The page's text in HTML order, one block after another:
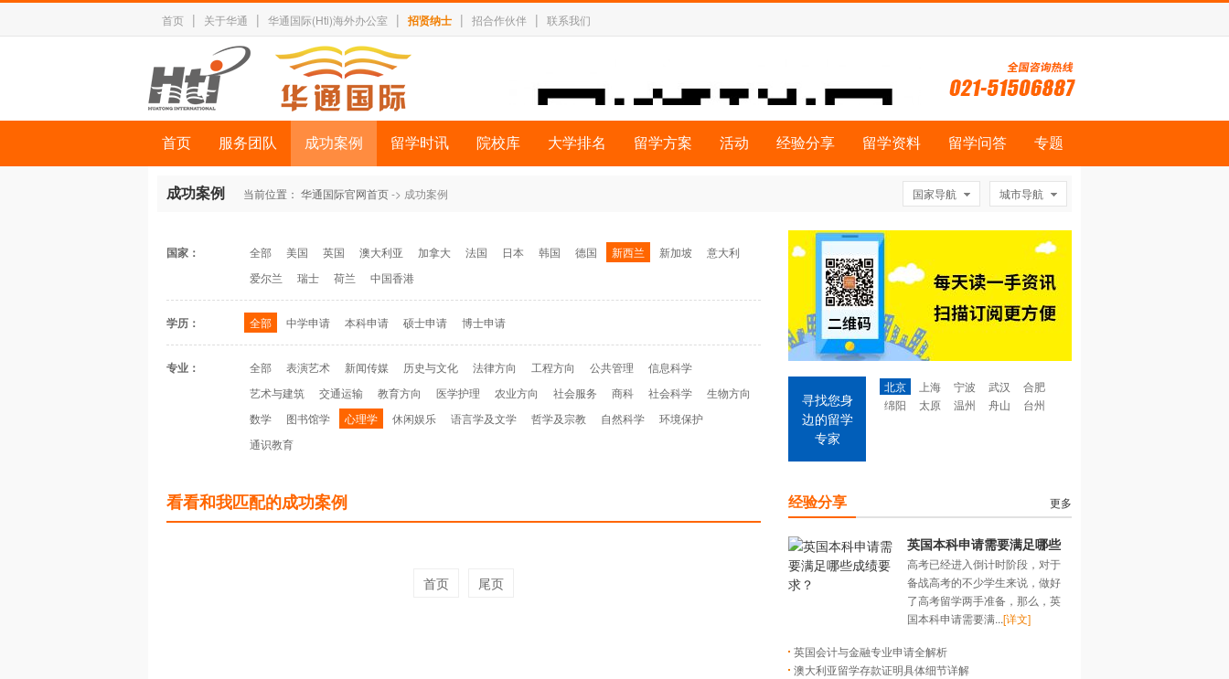
首页 | 关于华通 | 华通国际(Hti)海外办公室 | 招贤纳士 | 招合作伙伴 | 联系我们
首页 服务团队 成功案例 留学时讯 院校库 大学排名 留学方案 活动 经验分享 留学资料 留学问答 专题
成功案例 国家导航 城市导航
当前位置： 华通国际官网首页-> 成功案例
国家： 全部 美国 英国 澳大利亚 加拿大 法国 日本 韩国 德国 新西兰 新加坡
意大利
爱尔兰
瑞士 荷兰 中国香港
学历： 全部 中学申请 本科申请 硕士申请 博士申请
专业： 全部 表演艺术 新闻传媒 历史与文化 法律方向 工程方向 公共管理
信息科学
艺术与建筑
交通运输 教育方向 医学护理 农业方向 社会服务 商科 社会科学
生物方向
数学
图书馆学 心理学 休闲娱乐 语言学及文学 哲学及宗教 自然科学
环境保护
通识教育
看看和我匹配的成功案例
首页 尾页
寻找您身
边的留学
专家
北京 上海 宁波 武汉
合肥
绵阳
太原 温州 舟山 台州
经验分享 更多
英国本科申请需要满足哪些
成绩要求？
高考已经进入倒计时阶段，对于
备战高考的不少学生来说，做好
了高考留学两手准备，那么，英
国本科申请需要满...[详文]
英国会计与金融专业申请全解析
澳大利亚留学存款证明具体细节详解